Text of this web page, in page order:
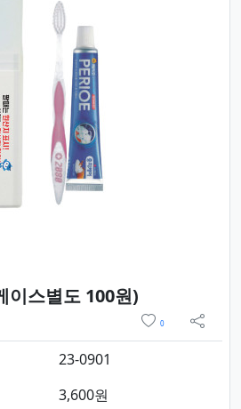
이스별도 100원)
0
sns 공
23-0901
3,600원